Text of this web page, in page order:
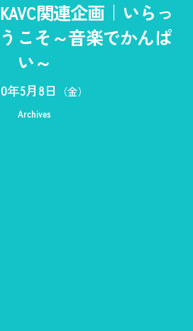
関連企画｜いらっ
こそ～音楽でかんぱ
い～
年5月8日
（金）
Archives